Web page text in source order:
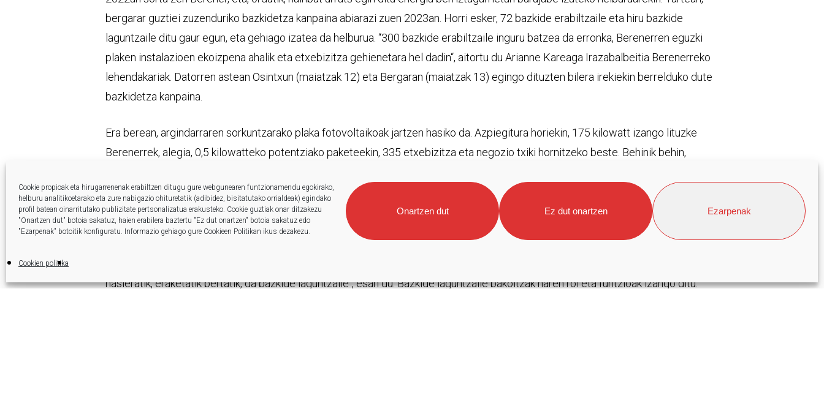
Cookie propioak eta hirugarrenenak erabiltzen ditugu gure webgunearen funtzionamendu egokirako,
helburu analitikoetarako eta zure nabigazio ohituretatik (adibidez, bisitatutako orrialdeak) egindako
profil batean oinarritutako publizitate pertsonalizatua erakusteko. Cookie guztiak onar ditzakezu
"Onartzen dut" botoia sakatuz, haien erabilera baztertu "Ez dut onartzen" botoia sakatuz edo
"Ezarpenak" botoitik konfiguratu. Informazio gehiago gure Cookieen Politikan ikus dezakezu.
Onartzen dut Ez dut onartzen Ezarpenak
Cookien politika
bergarar guztiei zuzenduriko bazkidetza kanpaina abiarazi zuen 2023an. Horri esker, 72 bazkide erabiltzaile eta hiru bazkide
laguntzaile ditu gaur egun, eta gehiago izatea da helburua. “300 bazkide erabiltzaile inguru batzea da erronka, Berenerren eguzki
plaken instalazioen ekoizpena ahalik eta etxebizitza gehienetara hel dadin“, aitortu du Arianne Kareaga Irazabalbeitia Berenerreko
lehendakariak. Datorren astean Osintxun (maiatzak 12) eta Bergaran (maiatzak 13) egingo dituzten bilera irekiekin berrelduko dute
bazkidetza kanpaina.
Era berean, argindarraren sorkuntzarako plaka fotovoltaikoak jartzen hasiko da. Azpiegitura horiekin, 175 kilowatt izango lituzke
Berenerrek, alegia, 0,5 kilowatteko potentziako paketeekin, 335 etxebizitza eta negozio txiki hornitzeko beste. Behinik behin,
Bazkide laguntzaileen garrantzia
Fagorren ekarpena eta bazkidetzea eskertu ditu Berenerreko lehendakariak. “Fagor moduko bazkide laguntzaileen figura
hasieratik, eraketatik bertatik, da bazkide laguntzaile“, esan du. Bazkide laguntzaile bakoitzak haren rol eta funtzioak izango ditu: